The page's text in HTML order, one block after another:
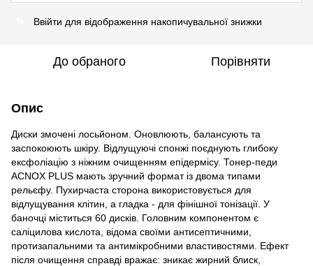
Ввійти для відображення накопичувальної знижки
До обраного Порівняти
Опис
Диски змочені лосьйоном. Оновлюють, балансують та
заспокоюють шкіру. Відлущуючі спонжі поєднують глибоку
ексфоліацію з ніжним очищенням епідермісу. Тонер-педи
ACNOX PLUS мають зручний формат із двома типами
рельєфу. Пухирчаста сторона використовується для
відлущування клітин, а гладка - для фінішної тонізації. У
баночці міститься 60 дисків. Головним компонентом є
саліцилова кислота, відома своїми антисептичними,
протизапальними та антимікробними властивостями. Ефект
після очищення справді вражає: зникає жирний блиск,